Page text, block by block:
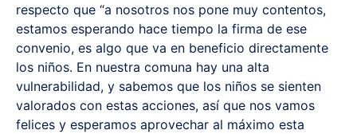
respecto que “a nosotros nos pone muy contentos,
estamos esperando hace tiempo la firma de ese
convenio, es algo que va en beneficio directamente
los niños. En nuestra comuna hay una alta
vulnerabilidad, y sabemos que los niños se sienten
valorados con estas acciones, así que nos vamos
felices y esperamos aprovechar al máximo esta